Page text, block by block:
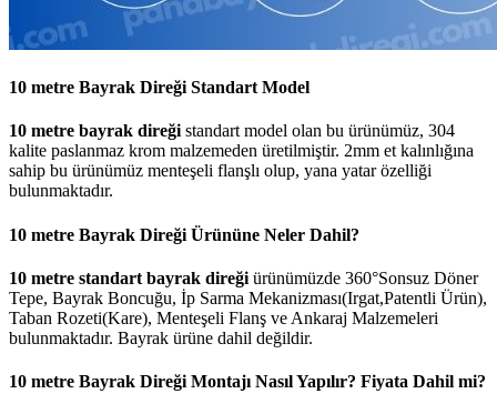
10 metre Bayrak Direği Standart Model
10 metre bayrak direğistandart model olan bu ürünümüz, 304
kalite paslanmaz krom malzemeden üretilmiştir. 2mm et kalınlığına
sahip bu ürünümüz menteşeli flanşlı olup, yana yatar özelliği
bulunmaktadır.
10 metre Bayrak Direği Ürününe Neler Dahil?
10 metre standart bayrak direği ürünümüzde 360°Sonsuz Döner
Tepe, Bayrak Boncuğu, İp Sarma Mekanizması(Irgat,Patentli Ürün),
Taban Rozeti(Kare), Menteşeli Flanş ve Ankaraj Malzemeleri
bulunmaktadır. Bayrak ürüne dahil değildir.
10 metre Bayrak Direği Montajı Nasıl Yapılır? Fiyata Dahil mi?